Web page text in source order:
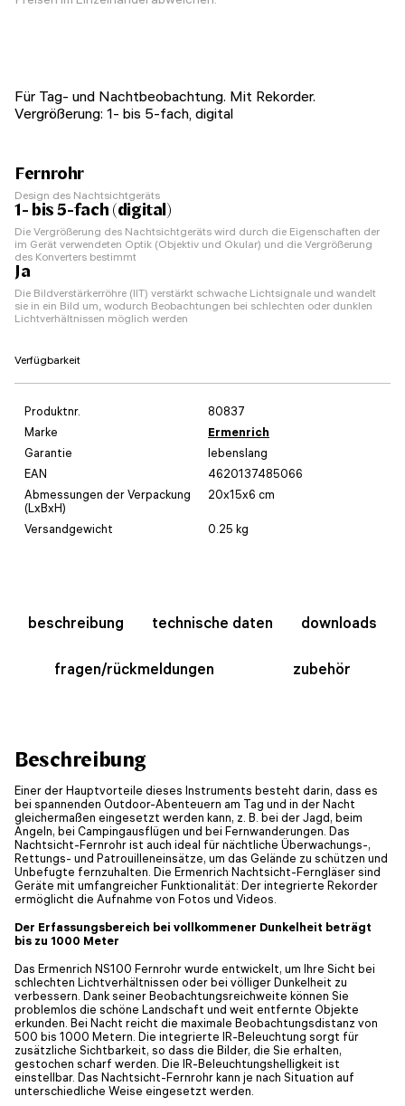
Für Tag- und Nachtbeobachtung. Mit Rekorder.
Vergrößerung: 1- bis 5-fach, digital
Fernrohr
Design des Nachtsichtgeräts
1- bis 5-fach (digital)
Die Vergrößerung des Nachtsichtgeräts wird durch die Eigenschaften der
im Gerät verwendeten Optik (Objektiv und Okular) und die Vergrößerung
des Konverters bestimmt
Ja
Die Bildverstärkerröhre (IIT) verstärkt schwache Lichtsignale und wandelt
sie in ein Bild um, wodurch Beobachtungen bei schlechten oder dunklen
Lichtverhältnissen möglich werden
Verfügbarkeit
Produktnr.
80837
Marke
Ermenrich
Garantie
lebenslang
EAN
4620137485066
Abmessungen der Verpackung
(LxBxH)
20x15x6 cm
Versandgewicht 0.25 kg
beschreibung technische daten downloads
fragen/rückmeldungen zubehör
Beschreibung
Einer der Hauptvorteile dieses Instruments besteht darin, dass es
bei spannenden Outdoor-Abenteuern am Tag und in der Nacht
gleichermaßen eingesetzt werden kann, z. B. bei der Jagd, beim
Angeln, bei Campingausflügen und bei Fernwanderungen. Das
Nachtsicht-Fernrohr ist auch ideal für nächtliche Überwachungs-,
Rettungs- und Patrouilleneinsätze, um das Gelände zu schützen und
Unbefugte fernzuhalten. Die Ermenrich Nachtsicht-Ferngläser sind
Geräte mit umfangreicher Funktionalität: Der integrierte Rekorder
ermöglicht die Aufnahme von Fotos und Videos.
Der Erfassungsbereich bei vollkommener Dunkelheit beträgt
bis zu 1000 Meter
Das Ermenrich NS100 Fernrohr wurde entwickelt, um Ihre Sicht bei
schlechten Lichtverhältnissen oder bei völliger Dunkelheit zu
verbessern. Dank seiner Beobachtungsreichweite können Sie
problemlos die schöne Landschaft und weit entfernte Objekte
erkunden. Bei Nacht reicht die maximale Beobachtungsdistanz von
500 bis 1000 Metern. Die integrierte IR-Beleuchtung sorgt für
zusätzliche Sichtbarkeit, so dass die Bilder, die Sie erhalten,
gestochen scharf werden. Die IR-Beleuchtungshelligkeit ist
einstellbar. Das Nachtsicht-Fernrohr kann je nach Situation auf
unterschiedliche Weise eingesetzt werden.